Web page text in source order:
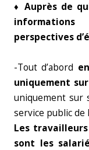
♦ Auprès de
perspectives
-Tout d’abord
uniquement
uniquement sur
service public de
Les
sont les